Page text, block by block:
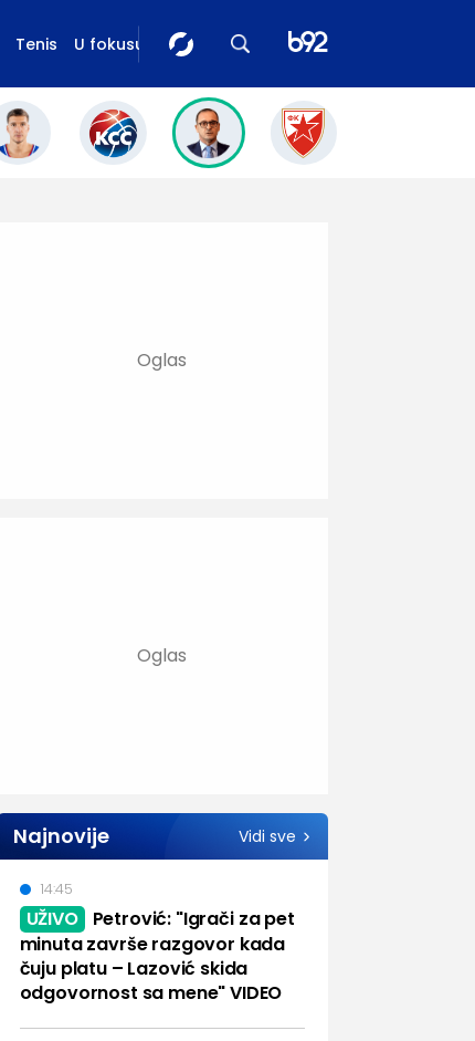
Tenis U fokusu
Najnovije Vidi sve
UŽIVO
Petrović: "Igrači za pet
minuta završe razgovor kada
čuju platu – Lazović skida
odgovornost sa mene" VIDEO
14:45